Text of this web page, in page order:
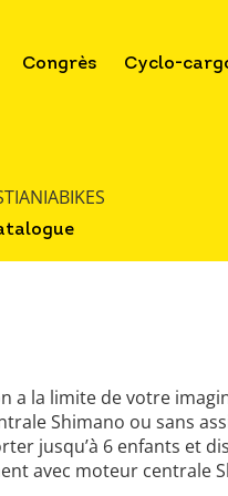
Congrès Cyclo-
a la limite de votre
Shimano ou sans
jusqu’à 6 enfants et
avec moteur centrale